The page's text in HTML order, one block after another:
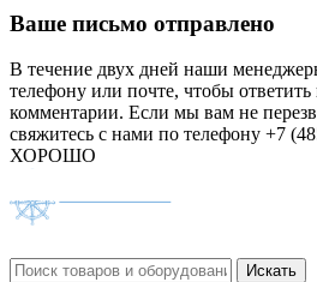
Ваше письмо отправлено
В течение двух дней наши
телефону или почте, чтобы
комментарии. Если мы вам не
свяжитесь с нами по телефону +7
ХОРОШО